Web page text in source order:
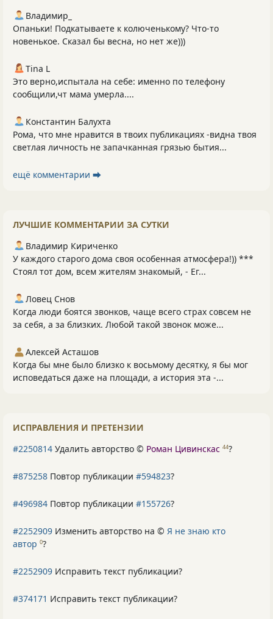
Владимир_
Опаньки! Подкатываете к колюченькому? Что-то
новенькое. Сказал бы весна, но нет же)))
Tina L
Это верно,испытала на себе: именно по телефону
сообщили,чт мама умерла....
Константин Балухта
Рома, что мне нравится в твоих публикациях -видна твоя
светлая личность не запачканная грязью бытия...
ещё комментарии ⮕
ЛУЧШИЕ КОММЕНТАРИИ ЗА СУТКИ
Владимир Кириченко
У каждого старого дома своя особенная атмосфера!)) ***
Стоял тот дом, всем жителям знакомый, - Ег...
Ловец Снов
Когда люди боятся звонков, чаще всего страх совсем не
за себя, а за близких. Любой такой звонок може...
Алексей Асташов
Когда бы мне было близко к восьмому десятку, я бы мог
исповедаться даже на площади, а история эта -...
ИСПРАВЛЕНИЯ И ПРЕТЕНЗИИ
#2250814 Удалить авторство © Роман Цивинскас 44?
#875258 Повтор публикации #594823?
#496984 Повтор публикации #155726?
#2252909 Изменить авторство на © Я не знаю кто
автор 0?
#2252909 Исправить текст публикации?
#374171 Исправить текст публикации?